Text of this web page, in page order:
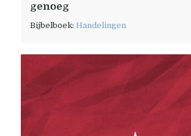
genoeg
Bijbelboek:Handelingen